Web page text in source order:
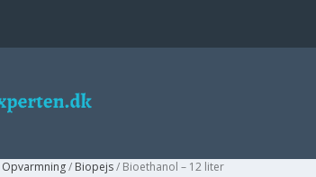
Opvarmning/ Biopejs/ Bioethanol – 12 liter